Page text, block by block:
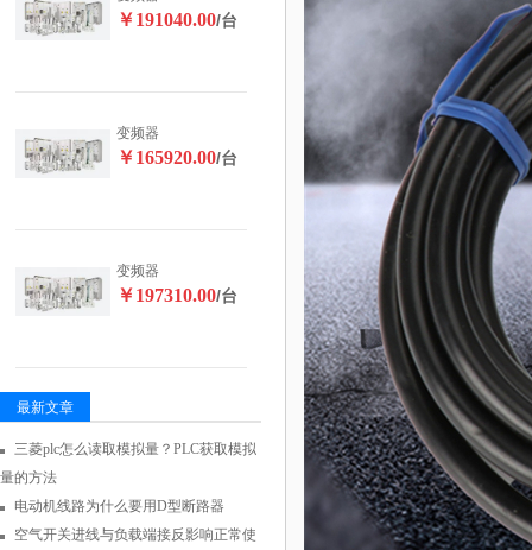
￥191040.00/台
变频器
￥165920.00/台
变频器
￥197310.00/台
最新文章
三菱plc怎么读取模拟量？PLC获取模拟
量的方法
电动机线路为什么要用D型断路器
空气开关进线与负载端接反影响正常使